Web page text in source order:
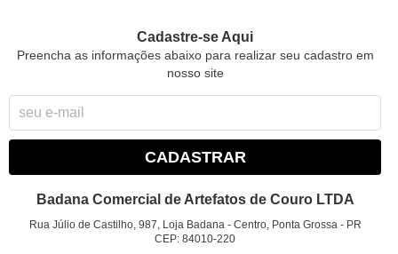
Cadastre-se Aqui
Preencha as informações abaixo para realizar seu cadastro em
nosso site
CADASTRAR
Badana Comercial de Artefatos de Couro LTDA
Rua Júlio de Castilho, 987, Loja Badana - Centro, Ponta Grossa - PR
CEP: 84010-220